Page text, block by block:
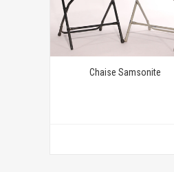
Chaise Samsonite